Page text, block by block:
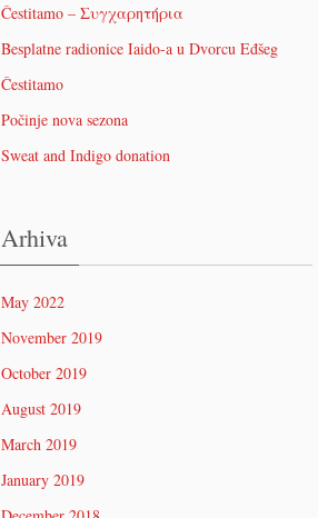
Čestitamo – Συγχαρητήρια
Besplatne radionice Iaido-a u Dvorcu Eđšeg
Čestitamo
Počinje nova sezona
Sweat and Indigo donation
Arhiva
May 2022
November 2019
October 2019
August 2019
March 2019
January 2019